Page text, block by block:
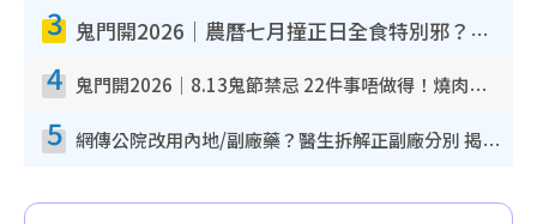
3 鬼門開2026｜農曆七月撞正日全食特別邪？專家警告切忌做一事！揭4大禁忌+2招保平安
4 鬼門開2026｜8.13鬼節禁忌 22件事唔做得！燒肉、刺身要少食？半夜勿吹口哨/打呢個電話
5 網傳公院改用內地/副廠藥？醫生拆解正副廠分別 揭4類人換藥隨時出事